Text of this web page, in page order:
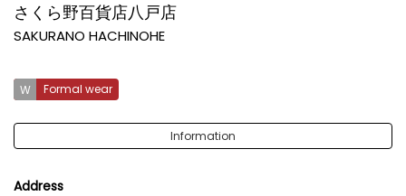
さくら野百貨店八戸店
SAKURANO HACHINOHE
Formal wear
Information
Address